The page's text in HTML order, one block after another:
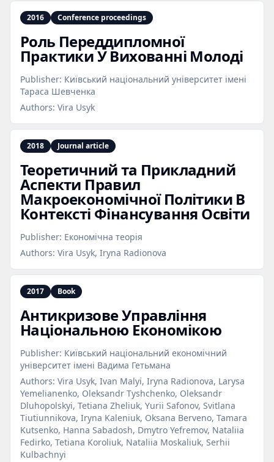
2016 Conference proceedings
Роль Переддипломної
Практики У Вихованні Молоді
Publisher: Київський національний університет імені
Тараса Шевченка
Authors: Vira Usyk
2018 Journal article
Теоретичний та Прикладний
Аспекти Правил
Макроекономічної Політики В
Контексті Фінансування Освіти
Publisher: Економічна теорія
Authors: Vira Usyk, Iryna Radionova
2017 Book
Антикризове Управління
Національною Економікою
Publisher: Київський національний економічний
університет імені Вадима Гетьмана
Authors: Vira Usyk, Ivan Malyi, Iryna Radionova, Larysa
Yemelianenko, Oleksandr Tyshchenko, Oleksandr
Dluhopolskyi, Tetiana Zheliuk, Yurii Safonov, Svitlana
Tiutiunnikova, Iryna Kaleniuk, Oksana Berveno, Tamara
Kutsenko, Hanna Sabadosh, Dmytro Yefremov, Nataliia
Fedirko, Tetiana Koroliuk, Nataliia Moskaliuk, Serhii
Kulbachnyi